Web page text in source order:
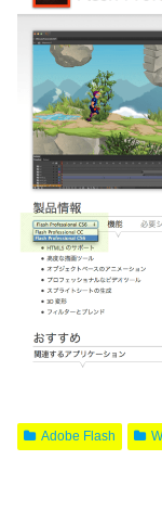
Adobe Flash